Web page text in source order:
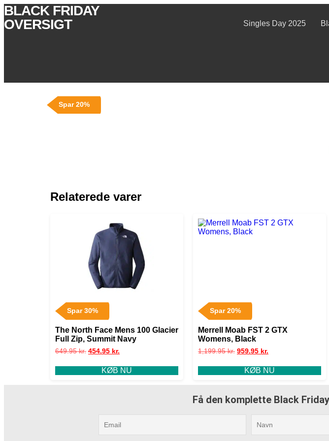
BLACK FRIDAY
OVERSIGT
Singles Day 2025
Spar 20%
Relaterede varer
Spar 30%
The North Face Mens 100 Glacier
Full Zip, Summit Navy
649.95kr. 454.95 kr.
KØB NU
Spar 20%
Merrell Moab FST 2 GTX
Womens, Black
1,199.95kr. 959.95 kr.
KØB NU
Få den komplette Black